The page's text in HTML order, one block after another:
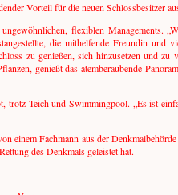
Vorteil für die neuen Schlossbesitzer
flexiblen Managements.
die mithelfende Freundin und
zu genießen, sich hinzusetzen und
genießt das atemberaubende
trotz Teich und Swimmingpool. „Es ist
Fachmann aus der
des Denkmals geleistet hat.